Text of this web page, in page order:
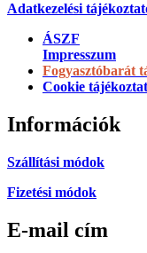
Adatkezelési
ÁSZF
Impresszum
Fogyasztóbarát
Cookie
Információk
Szállítási módok
Fizetési módok
E-mail cím